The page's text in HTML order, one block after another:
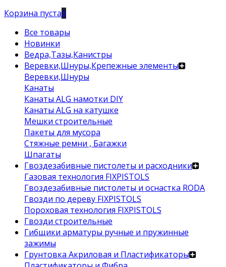
Корзина пуста0
Все товары
Новинки
Ведра,Тазы,Канистры
Веревки,Шнуры,Крепежные элементы
Веревки,Шнуры
Канаты
Канаты ALG намотки DIY
Канаты ALG на катушке
Мешки строительные
Пакеты для мусора
Стяжные ремни , Багажки
Шпагаты
Гвоздезабивные пистолеты и расходники
Газовая технология FIXPISTOLS
Гвоздезабивные пистолеты и оснастка RODA
Гвозди по дереву FIXPISTOLS
Пороховая технология FIXPISTOLS
Гвозди строительные
Гибщики арматуры ручные и пружинные
зажимы
Грунтовка Акриловая и Пластификаторы